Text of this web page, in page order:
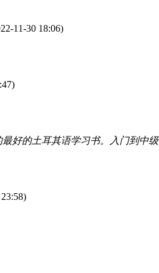
11-30 18:06)
好的土耳其语学习书。入门到中